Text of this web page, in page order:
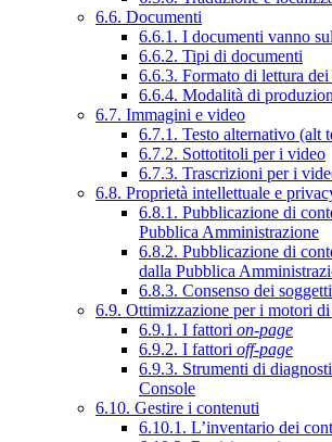
6.6. Documenti
6.6.1. I documenti vanno
6.6.2. Tipi di documenti
6.6.3. Formato di lettura
6.6.4. Modalità di
6.7. Immagini e video
6.7.1. Testo alternativo (alt
6.7.2. Sottotitoli per i video
6.7.3. Trascrizioni per i
6.8. Proprietà intellettuale e
6.8.1. Pubblicazione di
Pubblica Amministrazione
6.8.2. Pubblicazione di
dalla Pubblica
6.8.3. Consenso dei
6.9. Ottimizzazione per i motori
6.9.1. I fattori on-page
6.9.2. I fattori off-page
6.9.3. Strumenti di
Console
6.10. Gestire i contenuti
6.10.1. L’inventario dei